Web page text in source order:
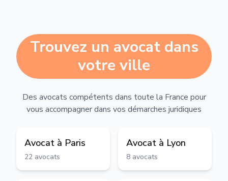
Trouvez un avocat dans
votre ville
Des avocats compétents dans toute la France pour
vous accompagner dans vos démarches juridiques
Avocat à Paris
22 avocats
Avocat à Lyon
8 avocats